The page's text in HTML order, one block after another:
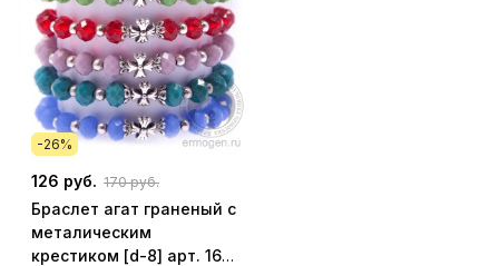
-26%
126 руб. 170 руб.
Браслет агат граненый с
металическим
крестиком [d-8] арт. 16-